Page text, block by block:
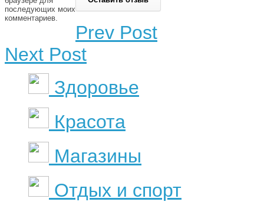
последующих моих
комментариев.
Prev Post
Next Post
Здоровье
Красота
Магазины
Отдых и спорт